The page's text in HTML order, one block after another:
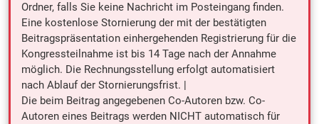
Ordner, falls Sie keine Nachricht im Posteingang finden.
Eine kostenlose Stornierung der mit der bestätigten
Beitragspräsentation einhergehenden Registrierung für die
Kongressteilnahme ist bis 14 Tage nach der Annahme
möglich. Die Rechnungsstellung erfolgt automatisiert
nach Ablauf der Stornierungsfrist. |
Die beim Beitrag angegebenen Co-Autoren bzw. Co-
Autoren eines Beitrags werden NICHT automatisch für